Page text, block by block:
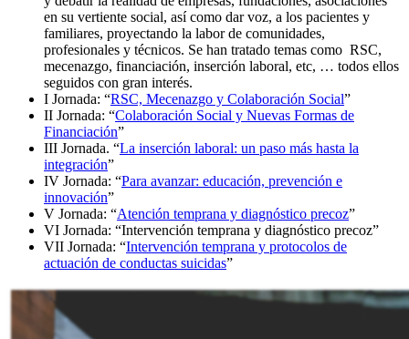
en su vertiente social, así como dar voz, a los pacientes y
familiares, proyectando la labor de comunidades,
profesionales y técnicos. Se han tratado temas como RSC,
mecenazgo, financiación, inserción laboral, etc, … todos ellos
seguidos con gran interés.
I Jornada: “RSC, Mecenazgo y Colaboración Social”
II Jornada: “Colaboración Social y Nuevas Formas de
Financiación”
III Jornada. “La inserción laboral: un paso más hasta la
integración”
IV Jornada: “Para avanzar: educación, prevención e
innovación”
V Jornada: “Atención temprana y diagnóstico precoz”
VI Jornada: “Intervención temprana y diagnóstico precoz”
VII Jornada: “Intervención temprana y protocolos de
actuación de conductas suicidas”